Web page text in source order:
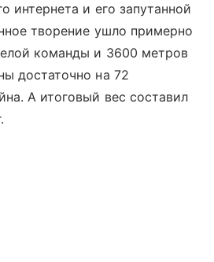
интернета и его запутанной
творение ушло примерно
команды и 3600 метров
достаточно на 72
А итоговый вес составил